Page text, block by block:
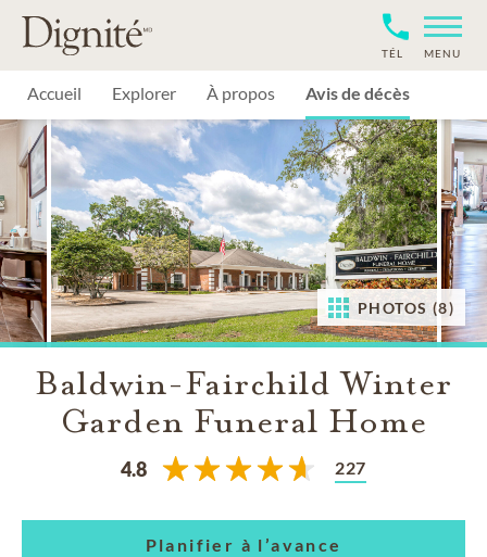
MENU
TÉL
Accueil Explorer À propos Avis de décès
PHOTOS (8)
Baldwin-Fairchild Winter
Garden Funeral Home
4.8 227
Planifier à l’avance